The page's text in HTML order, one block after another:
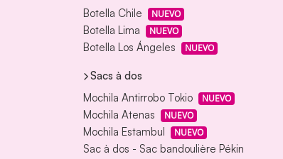
Botella Chile
NUEVO
Botella Lima NUEVO
Botella Los Ángeles NUEVO
Sacs à dos
Mochila Antirrobo Tokio
NUEVO
Mochila Atenas NUEVO
Mochila Estambul NUEVO
Sac à dos - Sac bandoulière Pékin